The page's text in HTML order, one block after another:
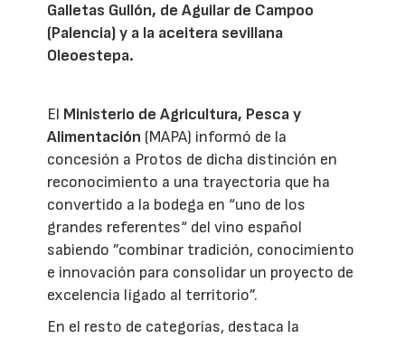
Galletas Gullón, de Aguilar de Campoo
(Palencia) y a la aceitera sevillana
Oleoestepa.
El Ministerio de Agricultura, Pesca y
Alimentación (MAPA) informó de la
concesión a Protos de dicha distinción en
reconocimiento a una trayectoria que ha
convertido a la bodega en “uno de los
grandes referentes“ del vino español
sabiendo ”combinar tradición, conocimiento
e innovación para consolidar un proyecto de
excelencia ligado al territorio”.
En el resto de categorías, destaca la